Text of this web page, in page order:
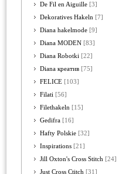
De Fil en Aiguille [3]
Dekoratives Hakeln [7]
Diana hakelmode [9]
Diana MODEN [83]
Diana Robotki [22]
Diana креатив [75]
FELICE [103]
Filati [56]
Filethakeln [15]
Gedifra [16]
Hafty Polskie [32]
Inspirations [21]
Jill Oxton's Cross Stitch [24]
Just Cross Ctitch [31]